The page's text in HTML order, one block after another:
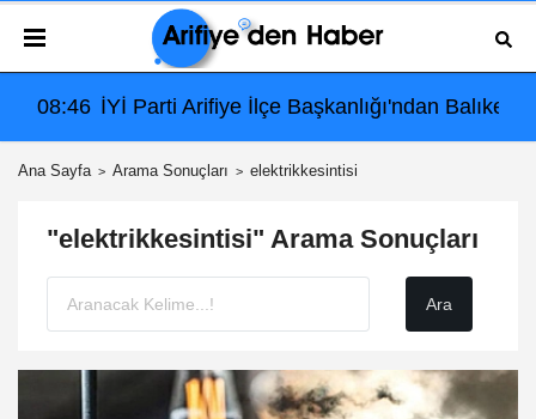
ÇağrısıBüyük Bayrak Mitingi İçin Ulaşım ve Katılım
08:46 İYİ Parti Arifiye İlçe Başkanlığı'ndan
Ana Sayfa Arama Sonuçları elektrikkesintisi
"elektrikkesintisi" Arama Sonuçları